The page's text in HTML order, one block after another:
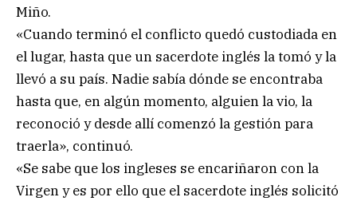
Miño.
«Cuando terminó el conflicto quedó custodiada en
el lugar, hasta que un sacerdote inglés la tomó y la
llevó a su país. Nadie sabía dónde se encontraba
hasta que, en algún momento, alguien la vio, la
reconoció y desde allí comenzó la gestión para
traerla», continuó.
«Se sabe que los ingleses se encariñaron con la
Virgen y es por ello que el sacerdote inglés solicitó